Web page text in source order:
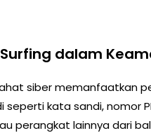
dalam
siber memanfaatkan
kata sandi, nomor
perangkat lainnya dari